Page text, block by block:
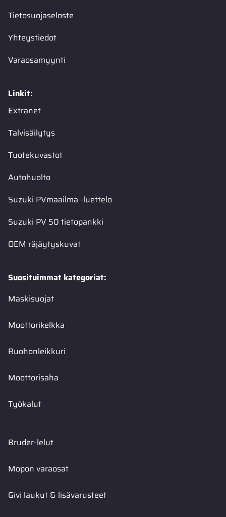
Tietosuojaseloste
Yhteystiedot
Varaosamyynti
Linkit:
Extranet
Talvisäilytys
Tuotekuvastot
Autohuolto
Suzuki PVmaailma -luettelo
Suzuki PV 50 tietopankki
OEM räjäytyskuvat
Suosituimmat kategoriat:
Maskisuojat
Moottorikelkka
Ruohonleikkuri
Moottorisaha
Työkalut
Bruder-lelut
Mopon varaosat
Givi laukut & lisävarusteet